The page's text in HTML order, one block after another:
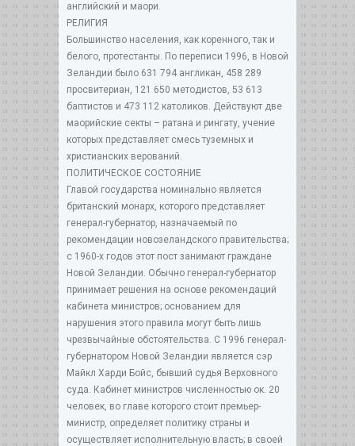
английский и маори.
РЕЛИГИЯ
Большинство населения, как коренного, так и
белого, протестанты. По переписи 1996, в Новой
Зеландии было 631 794 англикан, 458 289
просвитериан, 121 650 методистов, 53 613
баптистов и 473 112 католиков. Действуют две
маорийские секты – ратана и рингату, учение
которых представляет смесь туземных и
христианских верований.
ПОЛИТИЧЕСКОЕ СОСТОЯНИЕ
Главой государства номинально является
британский монарх, которого представляет
генерал-губернатор, назначаемый по
рекомендации новозеландского правительства;
с 1960-х годов этот пост занимают граждане
Новой Зеландии. Обычно генерал-губернатор
принимает решения на основе рекомендаций
кабинета министров; основанием для
нарушения этого правила могут быть лишь
чрезвычайные обстоятельства. С 1996 генерал-
губернатором Новой Зеландии является сэр
Майкл Харди Бойс, бывший судья Верховного
суда. Кабинет министров численностью ок. 20
человек, во главе которого стоит премьер-
министр, определяет политику страны и
осуществляет исполнительную власть; в своей